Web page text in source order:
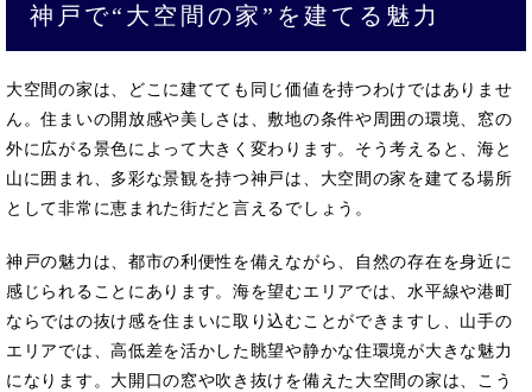
神戸で“大空間の家”を建てる魅力
大空間の家は、どこに建てても同じ価値を持つわけではありませ
ん。住まいの開放感や美しさは、敷地の条件や周囲の環境、窓の
外に広がる景色によって大きく変わります。そう考えると、海と
山に囲まれ、多彩な景観を持つ神戸は、大空間の家を建てる場所
として非常に恵まれた街だと言えるでしょう。
神戸の魅力は、都市の利便性を備えながら、自然の存在を身近に
感じられることにあります。海を望むエリアでは、水平線や港町
ならではの抜け感を住まいに取り込むことができますし、山手の
エリアでは、高低差を活かした眺望や静かな住環境が大きな魅力
になります。大開口の窓や吹き抜けを備えた大空間の家は、こう